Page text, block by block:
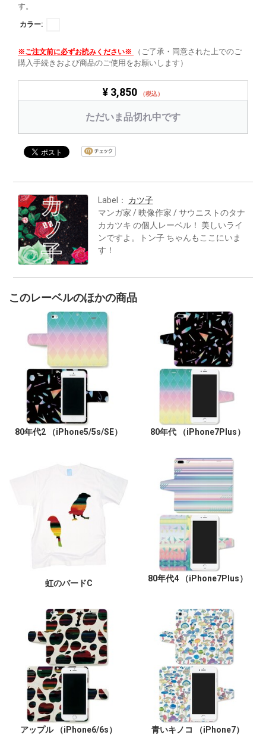
す。
カラー:
※ご注文前に必ずお読みください※
（ご了承・同意された上でのご
購入手続きおよび商品のご使用をお願いします）
¥ 3,850 （税込）
ただいま品切れ中です
Label： カツ子
マンガ家 / 映像作家 / サウニストのタナ
カカツキ の個人レーベル！ 美しいライ
ンですよ。トン子 ちゃんもここにいま
す！
このレーベルのほかの商品
80年代2 （iPhone5/5s/SE） 80年代 （iPhone7Plus）
虹のバードC
80年代4 （iPhone7Plus）
アップル （iPhone6/6s） 青いキノコ （iPhone7）